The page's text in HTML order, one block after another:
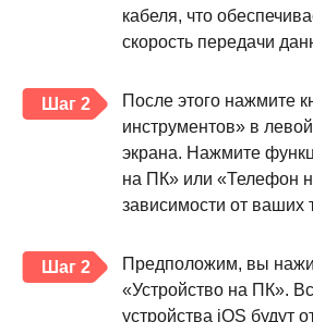
кабеля, что
скорость передачи
Шаг 2
После этого нажмите
инструментов» в
экрана. Нажмите
на ПК» или «Телефон
зависимости от ваших
Шаг 2
Предположим, вы
«Устройство на ПК».
устройства iOS будут